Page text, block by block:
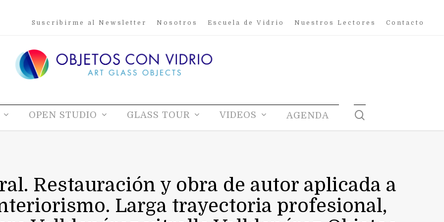
Suscribirme al Newsletter Nosotros Escuela de Vidrio Nuestros Lectores Contacto
OPEN STUDIO GLASS TOUR VIDEOS AGENDA
Restauración y obra de autor aplicada a
Larga trayectoria profesional,